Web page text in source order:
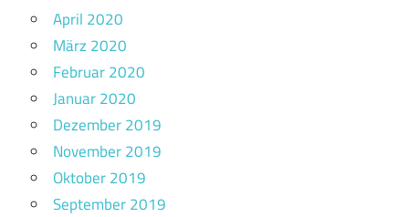
April 2020
März 2020
Februar 2020
Januar 2020
Dezember 2019
November 2019
Oktober 2019
September 2019